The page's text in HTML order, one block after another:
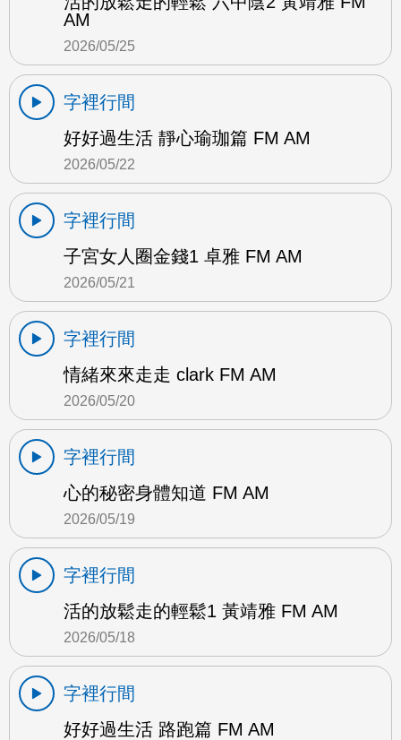
AM
2026/05/25
字裡行間
好好過生活 靜心瑜珈篇 FM AM
2026/05/22
字裡行間
子宮女人圈金錢1 卓雅 FM AM
2026/05/21
字裡行間
情緒來來走走 clark FM AM
2026/05/20
字裡行間
心的秘密身體知道 FM AM
2026/05/19
字裡行間
活的放鬆走的輕鬆1 黃靖雅 FM AM
2026/05/18
字裡行間
好好過生活 路跑篇 FM AM